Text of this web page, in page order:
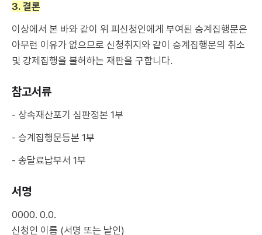
3. 결론
이상에서 본 바와 같이 위 피신청인에게 부여된 승계집행문은
아무런 이유가 없으므로 신청취지와 같이 승계집행문의 취소
및 강제집행을 불허하는 재판을 구합니다.
참고서류
- 상속재산포기 심판정본 1부
- 승계집행문등본 1부
- 송달료납부서 1부
서명
0000. 0.0.
신청인 이름 (서명 또는 날인)